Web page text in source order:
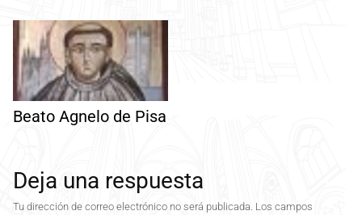
Beato Agnelo de Pisa
Deja una respuesta
Tu dirección de correo electrónico no será publicada. Los campos